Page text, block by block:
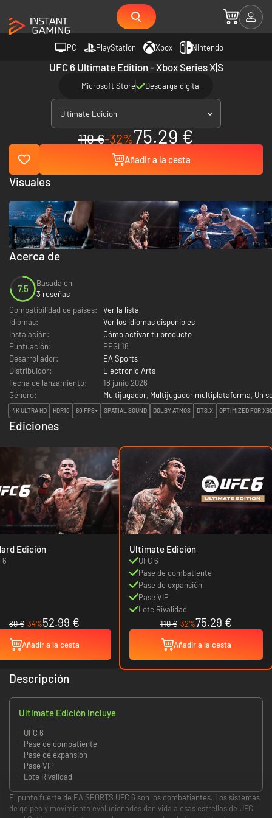
PC PlayStation Xbox Nintendo
UFC 6 Ultimate Edition - Xbox Series X|S
Microsoft Store Descarga digital
Ultimate Edición
110 €-32%75.29 €
Añadir a la cesta
Acerca de
7.5
Basada en
3 reseñas
Compatibilidad de países:
Ver la lista
Idiomas:
Ver los idiomas disponibles
Instalación:
Cómo activar tu producto
Puntuación:
PEGI 18
Desarrollador:
EA Sports
Distribuidor:
Electronic Arts
Fecha de lanzamiento:
18 junio 2026
Género:
Multijugador, Multijugador multiplataforma, Un
4K ULTRA HD HDR10 60 FPS+ SPATIAL SOUND DOLBY ATMOS DTS:X OPTIMIZED FOR
Ediciones
Edición
6
80 €-34%52.99 €
Añadir a la cesta
Ultimate Edición
UFC 6
Pase de combatiente
Pase de expansión
Pase VIP
Lote Rivalidad
110 €-32%75.29 €
Añadir a la cesta
Visuales
Descripción
Ultimate Edición incluye
- UFC 6
- Pase de combatiente
- Pase de expansión
- Pase VIP
- Lote Rivalidad
El punto fuerte de EA SPORTS UFC 6 son los combatientes. Los sistemas
de golpeo y movimiento evolucionados dan vida a esas estrellas de UFC